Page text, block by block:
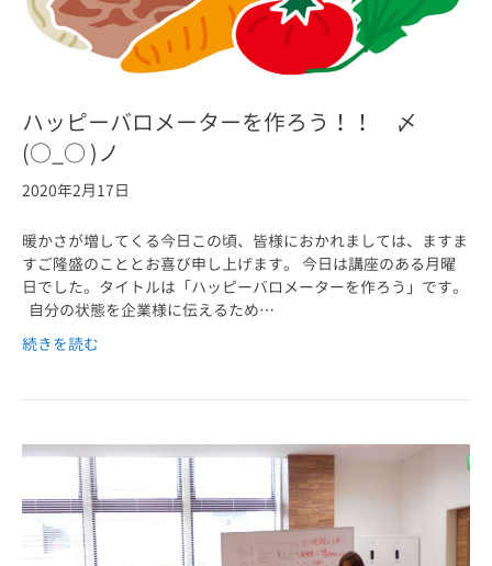
ハッピーバロメーターを作ろう！！ 〆
(○_○ )ノ
2020年2月17日
暖かさが増してくる今日この頃、皆様におかれましては、ますま
すご隆盛のこととお喜び申し上げます。 今日は講座のある月曜
日でした。タイトルは「ハッピーバロメーターを作ろう」です。
自分の状態を企業様に伝えるため…
続きを読む